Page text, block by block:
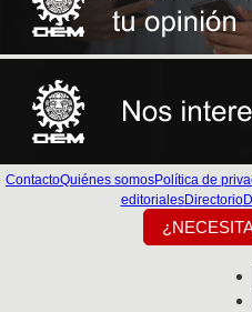
ContactoQuiénes somosPolítica de
editorialesDirectorio